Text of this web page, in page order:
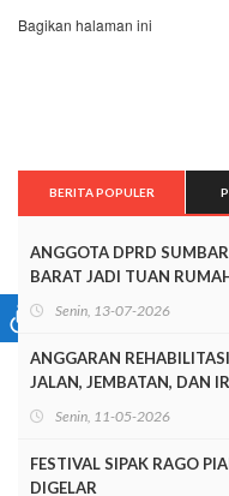
Bagikan halaman ini
BERITA POPULER
ANGGOTA DPRD
BARAT JADI TUAN
Senin, 13-07-2026
ANGGARAN
JALAN, JEMBATAN, DAN
Senin, 11-05-2026
FESTIVAL SIPAK RAGO
DIGELAR